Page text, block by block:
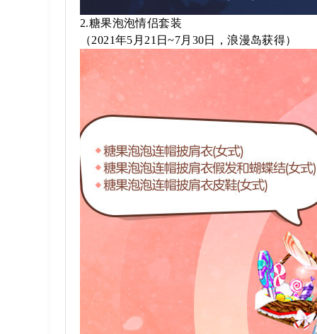
2.糖果泡泡情侣套装
（2021年5月21日~7月30日，浪漫岛获得）